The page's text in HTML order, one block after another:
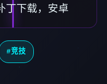
丁下载，安卓
#竞技